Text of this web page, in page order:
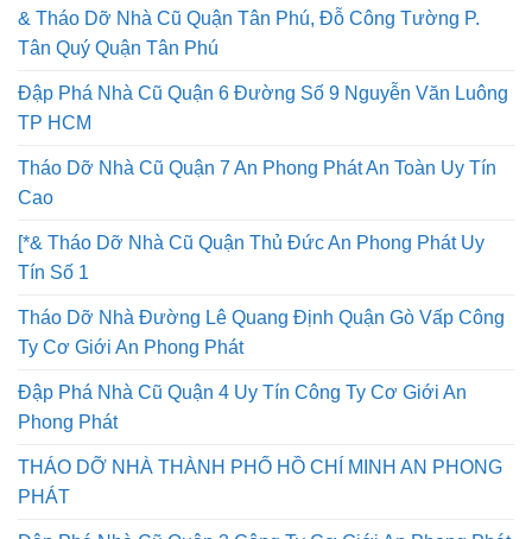
& Tháo Dỡ Nhà Cũ Quận Tân Phú, Đỗ Công Tường P.
Tân Quý Quận Tân Phú
Đập Phá Nhà Cũ Quận 6 Đường Số 9 Nguyễn Văn Luông
TP HCM
Tháo Dỡ Nhà Cũ Quận 7 An Phong Phát An Toàn Uy Tín
Cao
[*& Tháo Dỡ Nhà Cũ Quận Thủ Đức An Phong Phát Uy
Tín Số 1
Tháo Dỡ Nhà Đường Lê Quang Định Quận Gò Vấp Công
Ty Cơ Giới An Phong Phát
Đập Phá Nhà Cũ Quận 4 Uy Tín Công Ty Cơ Giới An
Phong Phát
THÁO DỠ NHÀ THÀNH PHỐ HỒ CHÍ MINH AN PHONG
PHÁT